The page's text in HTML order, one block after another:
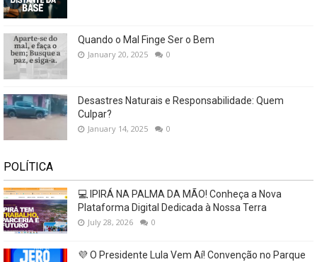
Quando o Mal Finge Ser o Bem
January 20, 2025 0
Desastres Naturais e Responsabilidade: Quem
Culpar?
January 14, 2025 0
POLÍTICA
💻 IPIRÁ NA PALMA DA MÃO! Conheça a Nova
Plataforma Digital Dedicada à Nossa Terra
July 28, 2026 0
💜 O Presidente Lula Vem Aí! Convenção no Parque